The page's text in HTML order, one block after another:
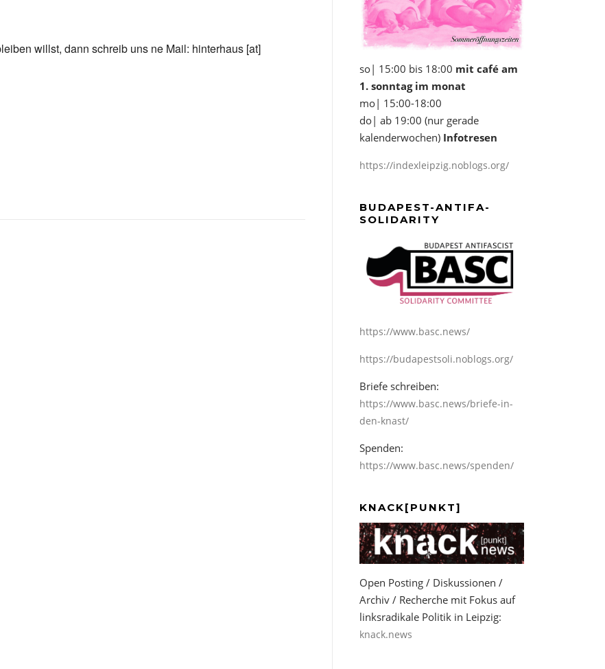
willst, dann schreib uns ne Mail: hinterhaus [at]
so| 15:00 bis 18:00 mit café am
1. sonntag im monat
mo| 15:00-18:00
do| ab 19:00 (nur gerade
kalenderwochen) Infotresen
https://indexleipzig.noblogs.org/
BUDAPEST-ANTIFA-
SOLIDARITY
https://www.basc.news/
https://budapestsoli.noblogs.org/
Briefe schreiben:
https://www.basc.news/briefe-in-
den-knast/
Spenden:
https://www.basc.news/spenden/
KNACK[PUNKT]
Open Posting / Diskussionen /
Archiv / Recherche mit Fokus auf
linksradikale Politik in Leipzig:
knack.news